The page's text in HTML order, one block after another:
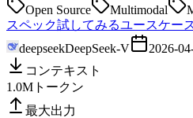
Open Source Multimodal
スペック試してみるユースケー
deepseekDeepSeek-V
2026-
コンテキスト
1.0M トークン
最大出力